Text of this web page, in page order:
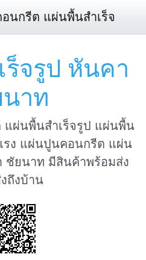
นกรีต แผ่นพื้นสำเร็จ
จรูป หันคา
าท
ผ่นพื้นสำเร็จรูป แผ่นพื้น
รง แผ่นปูนคอนกรีต แผ่น
ยนาท มีสินค้าพร้อมส่ง
ถึงบ้าน